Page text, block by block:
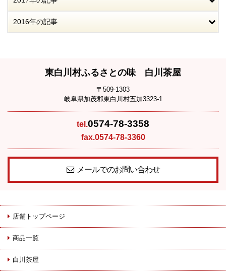
2016年の記事
東白川村ふるさとの味 白川茶屋
〒509-1303
岐阜県加茂郡東白川村五加3323-1
tel.0574-78-3358
fax.0574-78-3360
メールでのお問い合わせ
店舗トップページ
商品一覧
白川茶屋